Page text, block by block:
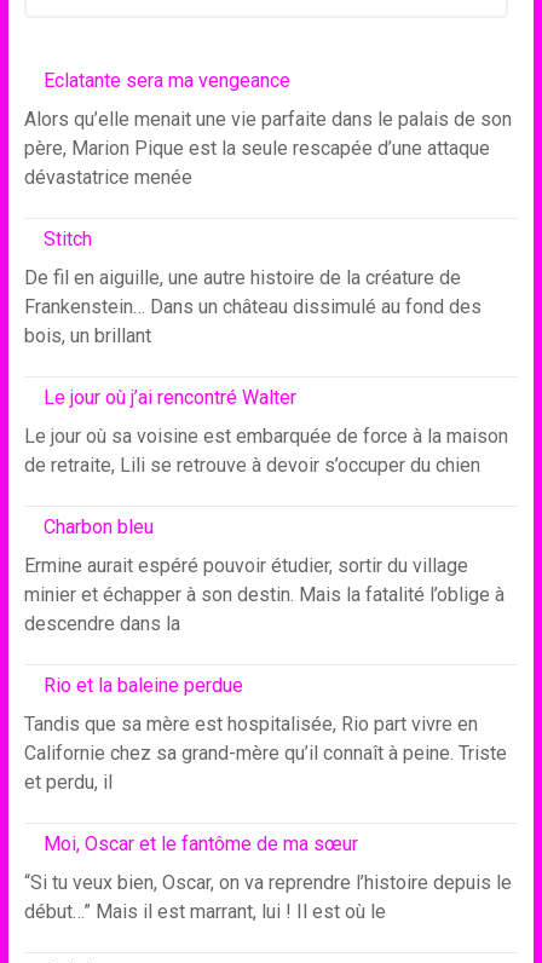
Eclatante sera ma vengeance
Alors qu’elle menait une vie parfaite dans le palais de son
père, Marion Pique est la seule rescapée d’une attaque
dévastatrice menée
Stitch
De fil en aiguille, une autre histoire de la créature de
Frankenstein… Dans un château dissimulé au fond des
bois, un brillant
Le jour où j’ai rencontré Walter
Le jour où sa voisine est embarquée de force à la maison
de retraite, Lili se retrouve à devoir s’occuper du chien
Charbon bleu
Ermine aurait espéré pouvoir étudier, sortir du village
minier et échapper à son destin. Mais la fatalité l’oblige à
descendre dans la
Rio et la baleine perdue
Tandis que sa mère est hospitalisée, Rio part vivre en
Californie chez sa grand-mère qu’il connaît à peine. Triste
et perdu, il
Moi, Oscar et le fantôme de ma sœur
“Si tu veux bien, Oscar, on va reprendre l’histoire depuis le
début…” Mais il est marrant, lui ! Il est où le